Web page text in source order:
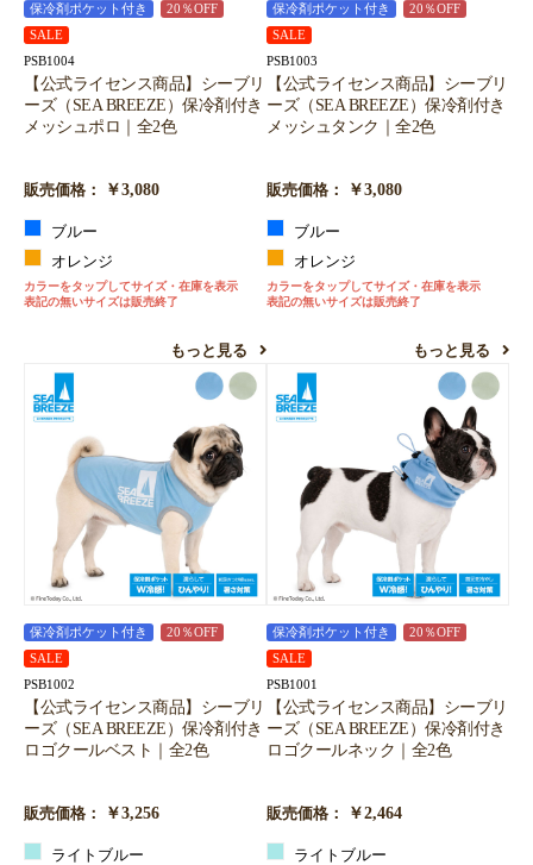
保冷剤ポケット付き
20％OFF
SALE
PSB1004
【公式ライセンス商品】シーブリ
ーズ（SEA BREEZE）保冷剤付き
メッシュポロ｜全2色
販売価格： ￥3,080
ブルー
オレンジ
カラーをタップしてサイズ・在庫を表示
表記の無いサイズは販売終了
もっと見る
保冷剤ポケット付き
20％OFF
SALE
PSB1003
【公式ライセンス商品】シーブリ
ーズ（SEA BREEZE）保冷剤付き
メッシュタンク｜全2色
販売価格： ￥3,080
ブルー
オレンジ
カラーをタップしてサイズ・在庫を表示
表記の無いサイズは販売終了
もっと見る
保冷剤ポケット付き
20％OFF
SALE
PSB1002
【公式ライセンス商品】シーブリ
ーズ（SEA BREEZE）保冷剤付き
ロゴクールベスト｜全2色
販売価格： ￥3,256
ライトブルー
保冷剤ポケット付き
20％OFF
SALE
PSB1001
【公式ライセンス商品】シーブリ
ーズ（SEA BREEZE）保冷剤付き
ロゴクールネック｜全2色
販売価格： ￥2,464
ライトブルー